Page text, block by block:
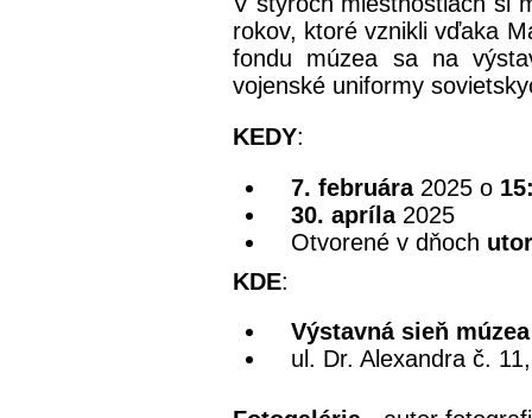
rokov, ktoré vznikli vďaka
fondu múzea sa na
vojenské uniformy
KEDY:
7. februára2025 o
30. apríla2025
Otvorené v dňoch
KDE:
Výstavná sieň múzea
ul. Dr. Alexandra č.